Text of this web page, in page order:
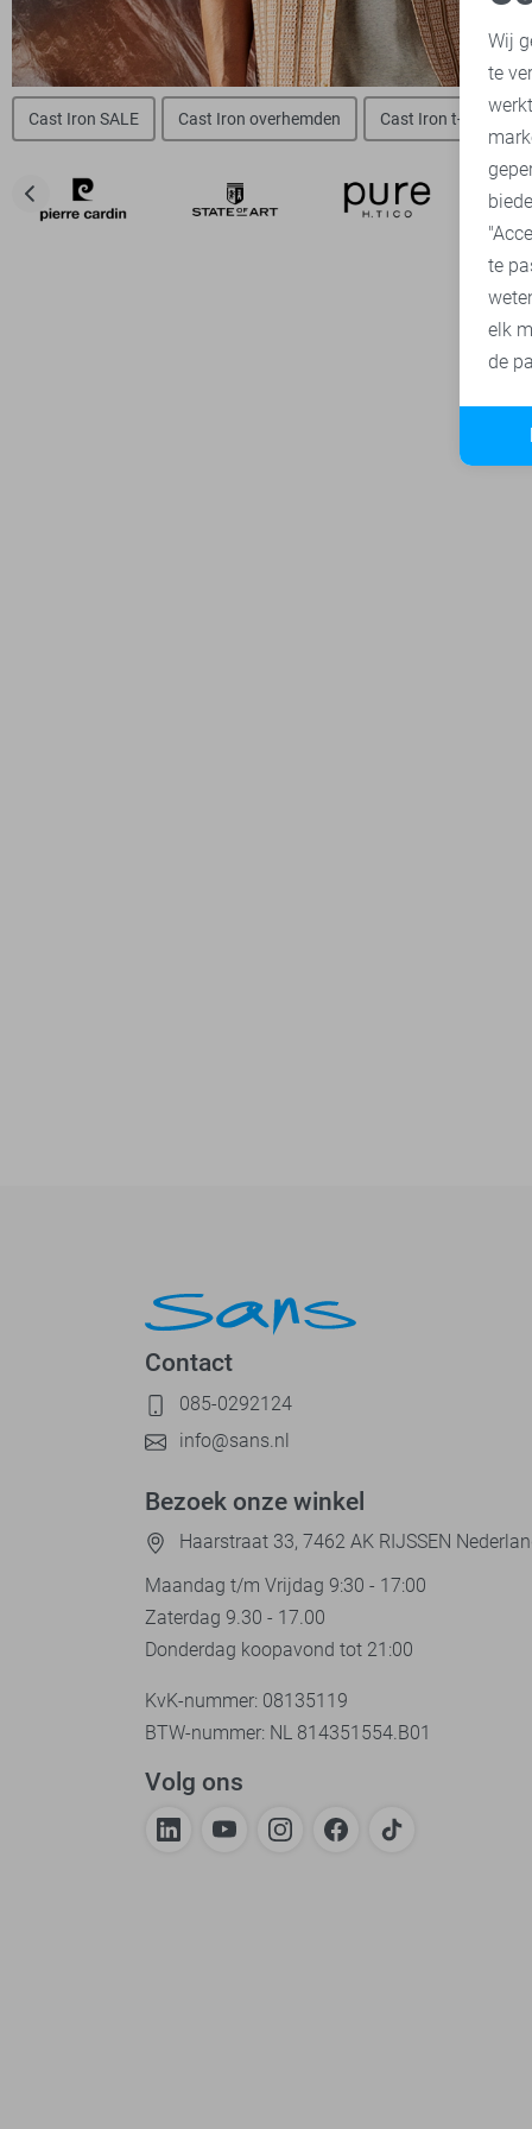
Cast Iron SALE Cast Iron overhemden Cast Iron t-shirts
Contact
085-0292124
info@sans.nl
Bezoek onze winkel
Haarstraat 33, 7462 AK RIJSSEN
Maandag t/m Vrijdag 9:30 - 17:00
Zaterdag 9.30 - 17.00
Donderdag koopavond tot 21:00
KvK-nummer: 08135119
BTW-nummer: NL 814351554.B01
Volg ons
Wij
te
te
elk
de